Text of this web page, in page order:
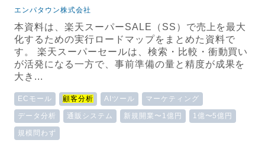
エンパタウン株式会社
本資料は、楽天スーパーSALE（SS）で売上を最大
化するための実行ロードマップをまとめた資料で
す。 楽天スーパーセールは、検索・比較・衝動買い
が活発になる一方で、事前準備の量と精度が成果を
大き...
ECモール 顧客分析 AIツール マーケティング
データ分析 通販システム 新規開業〜1億円 1億〜5億円
規模問わず